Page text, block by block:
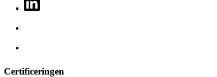
Certificeringen